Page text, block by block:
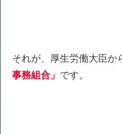
それが、厚生労働大臣か
事務組合」 です。